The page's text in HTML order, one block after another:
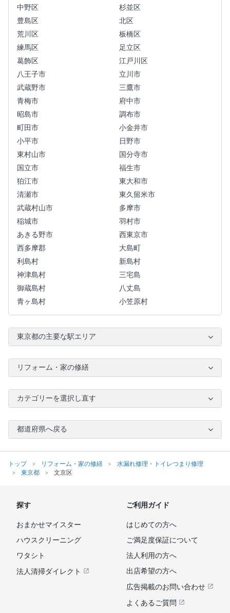
中野区
杉並区
豊島区
北区
荒川区
板橋区
練馬区
足立区
葛飾区
江戸川区
八王子市
立川市
武蔵野市
三鷹市
青梅市
府中市
昭島市
調布市
町田市
小金井市
小平市
日野市
東村山市
国分寺市
国立市
福生市
狛江市
東大和市
清瀬市
東久留米市
武蔵村山市
多摩市
稲城市
羽村市
あきる野市
西東京市
西多摩郡
大島町
利島村
新島村
神津島村
三宅島
御蔵島村
八丈島
青ヶ島村
小笠原村
東京都の主要な駅エリア
リフォーム・家の修繕
カテゴリーを選択し直す
都道府県へ戻る
トップ リフォーム・家の修繕
水漏れ修理・トイレつまり修理
東京都
文京区
探す
おまかせマイスター
ハウスクリーニング
ワタシト
法人清掃ダイレクト
ご利用ガイド
はじめての方へ
ご満足度保証について
法人利用の方へ
出店希望の方へ
広告掲載のお問い合わせ
よくあるご質問